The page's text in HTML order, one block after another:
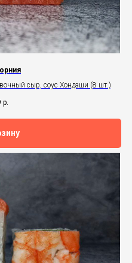
сыр, соус Хондаши (8 шт.)
р.